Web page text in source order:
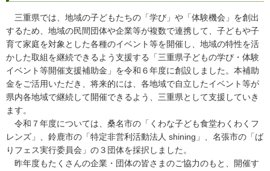
三重県では、地域の子どもたちの「学び」や「体験機会」を創出
するため、地域の民間団体や企業等が複数で連携して、子どもや子
育て家庭を対象とした各種のイベント等を開催し、地域の特性を活
かした取組を継続できるよう支援する「三重県子どもの学び・体験
イベント等開催支援補助金」を令和６年度に創設しました。本補助
金をご活用いただき、将来的には、各地域で自立したイベント等が
県内各地域で継続して開催できるよう、三重県として支援していき
ます。
令和７年度については、桑名市の「くわな子ども食堂わくわくフ
レンズ」、鈴鹿市の「特定非営利活動法人 shining」、名張市の「ば
りフェス実行委員会」の３団体を採択しました。
昨年度もたくさんの企業・団体の皆さまのご協力のもと、開催す